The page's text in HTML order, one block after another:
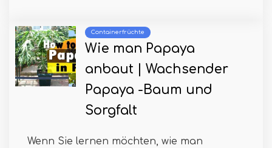
Containerfrüchte
Wie man Papaya
anbaut | Wachsender
Papaya -Baum und
Sorgfalt
Wenn Sie lernen möchten, wie man